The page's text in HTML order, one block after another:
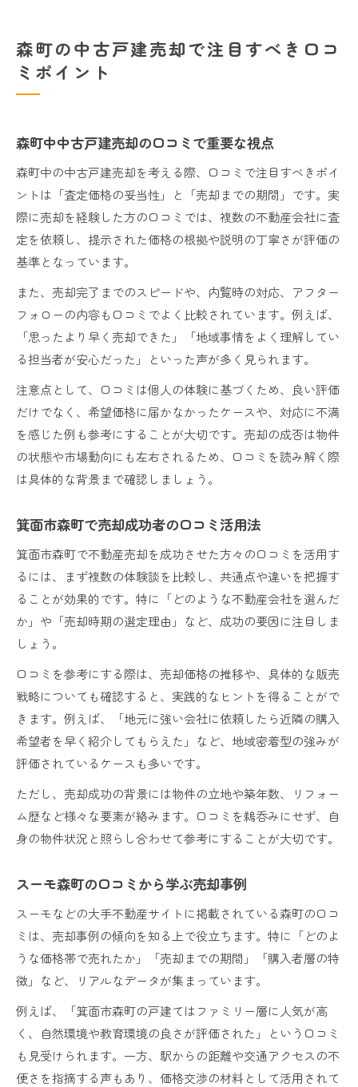
森町の中古戸建売却で注目すべき口コ
ミポイント
森町中中古戸建売却の口コミで重要な視点
森町中の中古戸建売却を考える際、口コミで注目すべきポイ
ントは「査定価格の妥当性」と「売却までの期間」です。実
際に売却を経験した方の口コミでは、複数の不動産会社に査
定を依頼し、提示された価格の根拠や説明の丁寧さが評価の
基準となっています。
また、売却完了までのスピードや、内覧時の対応、アフター
フォローの内容も口コミでよく比較されています。例えば、
「思ったより早く売却できた」「地域事情をよく理解してい
る担当者が安心だった」といった声が多く見られます。
注意点として、口コミは個人の体験に基づくため、良い評価
だけでなく、希望価格に届かなかったケースや、対応に不満
を感じた例も参考にすることが大切です。売却の成否は物件
の状態や市場動向にも左右されるため、口コミを読み解く際
は具体的な背景まで確認しましょう。
箕面市森町で売却成功者の口コミ活用法
箕面市森町で不動産売却を成功させた方々の口コミを活用す
るには、まず複数の体験談を比較し、共通点や違いを把握す
ることが効果的です。特に「どのような不動産会社を選んだ
か」や「売却時期の選定理由」など、成功の要因に注目しま
しょう。
口コミを参考にする際は、売却価格の推移や、具体的な販売
戦略についても確認すると、実践的なヒントを得ることがで
きます。例えば、「地元に強い会社に依頼したら近隣の購入
希望者を早く紹介してもらえた」など、地域密着型の強みが
評価されているケースも多いです。
ただし、売却成功の背景には物件の立地や築年数、リフォー
ム歴など様々な要素が絡みます。口コミを鵜呑みにせず、自
身の物件状況と照らし合わせて参考にすることが大切です。
スーモ森町の口コミから学ぶ売却事例
スーモなどの大手不動産サイトに掲載されている森町の口コ
ミは、売却事例の傾向を知る上で役立ちます。特に「どのよ
うな価格帯で売れたか」「売却までの期間」「購入者層の特
徴」など、リアルなデータが集まっています。
例えば、「箕面市森町の戸建てはファミリー層に人気が高
く、自然環境や教育環境の良さが評価された」という口コミ
も見受けられます。一方、駅からの距離や交通アクセスの不
便さを指摘する声もあり、価格交渉の材料として活用されて